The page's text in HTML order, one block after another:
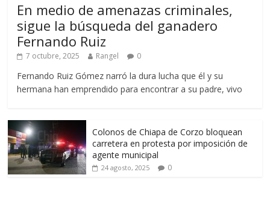
En medio de amenazas criminales,
sigue la búsqueda del ganadero
Fernando Ruiz
7 octubre, 2025 Rangel 0
Fernando Ruiz Gómez narró la dura lucha que él y su
hermana han emprendido para encontrar a su padre, vivo
Colonos de Chiapa de Corzo bloquean
carretera en protesta por imposición de
agente municipal
24 agosto, 2025 0